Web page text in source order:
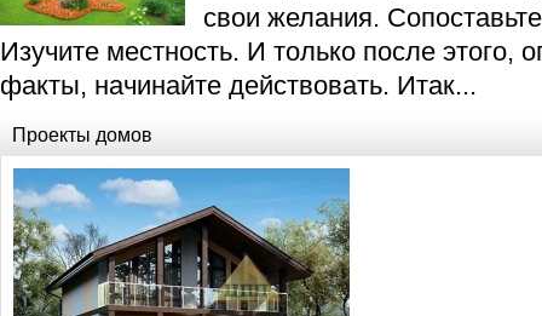
свои желания.
Изучите местность. И только после этого,
факты, начинайте действовать. Итак...
Проекты домов